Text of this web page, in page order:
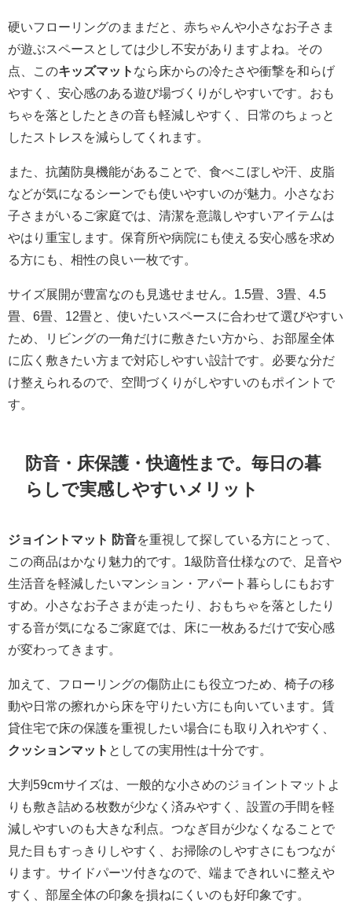
硬いフローリングのままだと、赤ちゃんや小さなお子さま
が遊ぶスペースとしては少し不安がありますよね。その
点、このキッズマット なら床からの冷たさや衝撃を和らげ
やすく、安心感のある遊び場づくりがしやすいです。おも
ちゃを落としたときの音も軽減しやすく、日常のちょっと
したストレスを減らしてくれます。
また、抗菌防臭機能があることで、食べこぼしや汗、皮脂
などが気になるシーンでも使いやすいのが魅力。小さなお
子さまがいるご家庭では、清潔を意識しやすいアイテムは
やはり重宝します。保育所や病院にも使える安心感を求め
る方にも、相性の良い一枚です。
サイズ展開が豊富なのも見逃せません。1.5畳、3畳、4.5
畳、6畳、12畳と、使いたいスペースに合わせて選びやすい
ため、リビングの一角だけに敷きたい方から、お部屋全体
に広く敷きたい方まで対応しやすい設計です。必要な分だ
け整えられるので、空間づくりがしやすいのもポイントで
す。
防音・床保護・快適性まで。毎日の暮
らしで実感しやすいメリット
ジョイントマット 防音を重視して探している方にとって、
この商品はかなり魅力的です。1級防音仕様なので、足音や
生活音を軽減したいマンション・アパート暮らしにもおす
すめ。小さなお子さまが走ったり、おもちゃを落としたり
する音が気になるご家庭では、床に一枚あるだけで安心感
が変わってきます。
加えて、フローリングの傷防止にも役立つため、椅子の移
動や日常の擦れから床を守りたい方にも向いています。賃
貸住宅で床の保護を重視したい場合にも取り入れやすく、
クッションマット としての実用性は十分です。
大判59cmサイズは、一般的な小さめのジョイントマットよ
りも敷き詰める枚数が少なく済みやすく、設置の手間を軽
減しやすいのも大きな利点。つなぎ目が少なくなることで
見た目もすっきりしやすく、お掃除のしやすさにもつなが
ります。サイドパーツ付きなので、端まできれいに整えや
すく、部屋全体の印象を損ねにくいのも好印象です。